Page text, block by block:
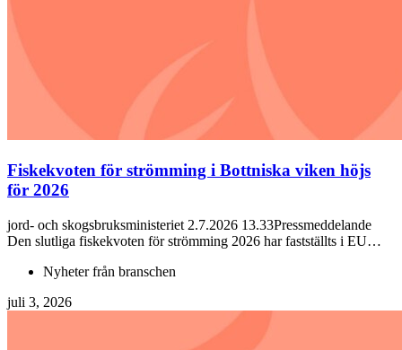
Fiskekvoten för strömming i Bottniska viken höjs
för 2026
jord- och skogsbruksministeriet 2.7.2026 13.33Pressmeddelande
Den slutliga fiskekvoten för strömming 2026 har fastställts i EU…
Nyheter från branschen
juli 3, 2026